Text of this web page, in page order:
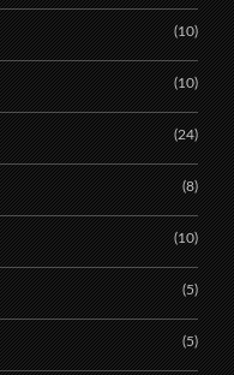
(10)
(10)
(24)
(8)
(10)
(5)
(5)